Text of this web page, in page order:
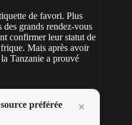
de favori. Plus
des grands rendez-vous
confirmer leur statut de
Mais après avoir
Tanzanie a prouvé
préférée